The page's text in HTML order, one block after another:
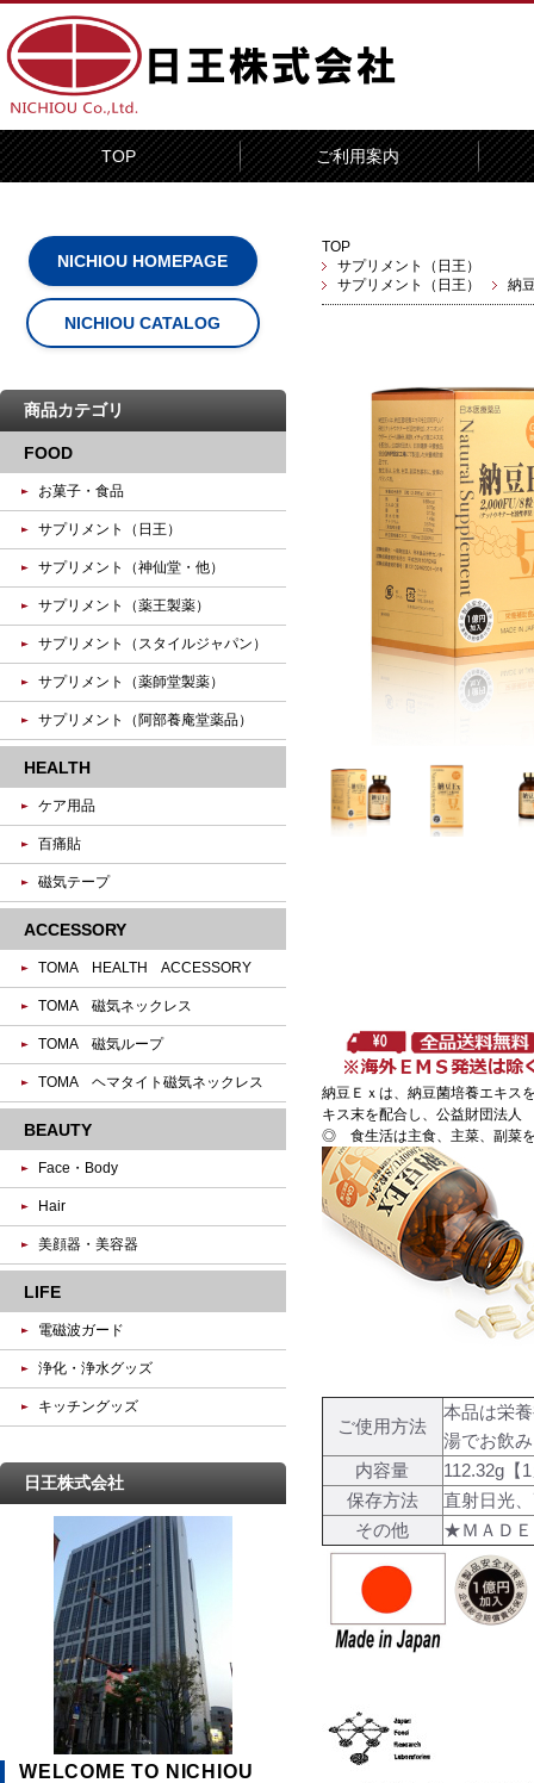
TOP ご利用案内
TOP
サプリメント（日王）
サプリメント（日王）
納
納豆Ｅｘは、納豆菌培養エキス
キス末を配合し、公益財団法人
◎ 食生活は主食、主菜、副菜
ご使用方法
本品は栄
湯でお飲
内容量
112.32g【
保存方法
直射日光
その他
★ＭＡＤ
NICHIOU HOMEPAGE
NICHIOU CATALOG
商品カテゴリ
FOOD
お菓子・食品
サプリメント（日王）
サプリメント（神仙堂・他）
サプリメント（薬王製薬）
サプリメント（スタイルジャパン）
サプリメント（薬師堂製薬）
サプリメント（阿部養庵堂薬品）
HEALTH
ケア用品
百痛貼
磁気テープ
ACCESSORY
TOMA HEALTH ACCESSORY
TOMA 磁気ネックレス
TOMA 磁気ループ
TOMA ヘマタイト磁気ネックレス
BEAUTY
Face・Body
Hair
美顔器・美容器
LIFE
電磁波ガード
浄化・浄水グッズ
キッチングッズ
日王株式会社
WELCOME TO NICHIOU